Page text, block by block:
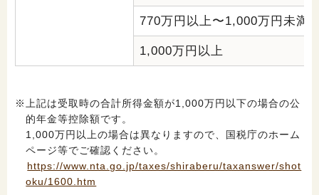
770万円以上〜1,000万円未満
1,000万円以上
※上記は受取時の合計所得金額が1,000万円以下の場合の公
的年金等控除額です。
1,000万円以上の場合は異なりますので、国税庁のホーム
ページ等でご確認ください。
https://www.nta.go.jp/taxes/shiraberu/taxanswer/shot
oku/1600.htm